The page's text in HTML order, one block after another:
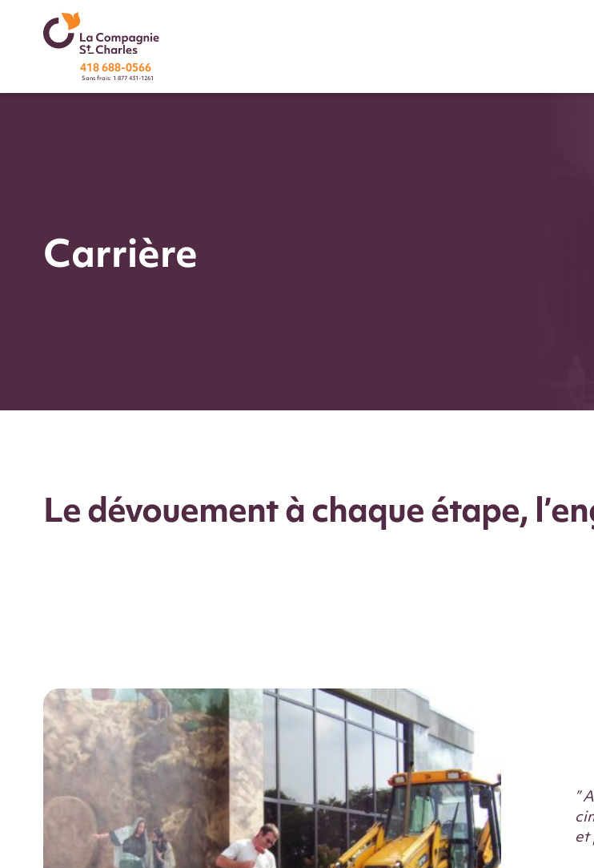
418 688-0566
Sans frais: 1 877 431-1261
Carrière
Le dévouement à chaque étape,
”
et